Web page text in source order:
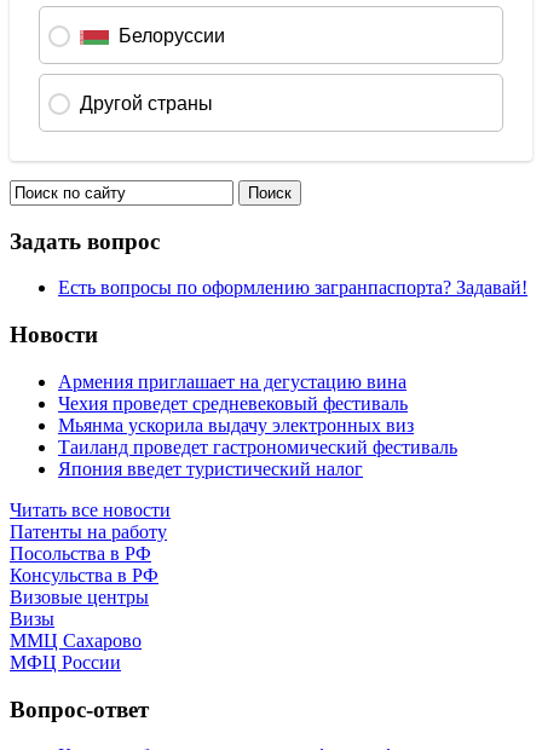
Задать вопрос
Есть вопросы по оформлению загранпаспорта? Задавай!
Новости
Армения приглашает на дегустацию вина
Чехия проведет средневековый фестиваль
Мьянма ускорила выдачу электронных виз
Таиланд проведет гастрономический фестиваль
Япония введет туристический налог
Читать все новости
Патенты на работу
Посольства в РФ
Консульства в РФ
Визовые центры
Визы
ММЦ Сахарово
МФЦ России
Вопрос-ответ